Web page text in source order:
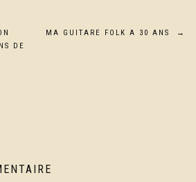
DE
MA GUITARE FOLK A 30 ANS →